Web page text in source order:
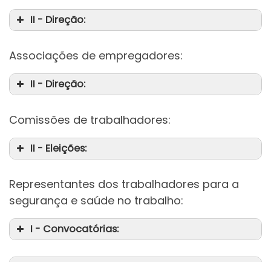
II - Direção:
Associações de empregadores:
II - Direção:
Comissões de trabalhadores:
II - Eleições:
Representantes dos trabalhadores para a
segurança e saúde no trabalho:
I - Convocatórias: